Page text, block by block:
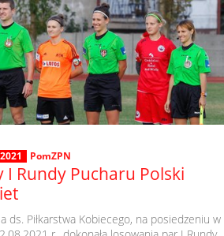
PomZPN
I Rundy Pucharu Polski
ds. Piłkarstwa Kobiecego, na posiedzeniu w